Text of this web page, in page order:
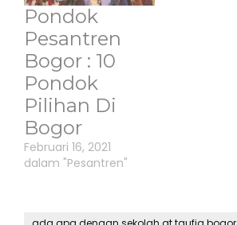
Pondok
Pesantren
Bogor : 10
Pondok
Pilihan Di
Bogor
Februari 16, 2021
dalam "Pesantren"